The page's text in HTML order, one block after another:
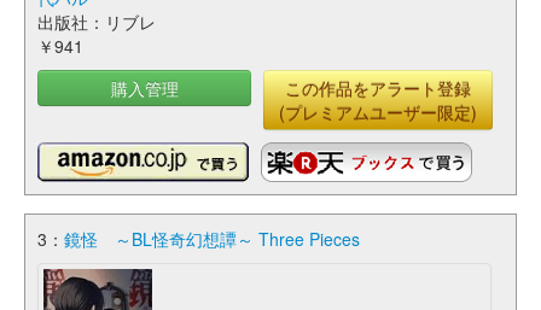
出版社：リブレ
￥941
購入管理
この作品をアラート登録
(プレミアムユーザー限定)
3： 鏡怪 ～BL怪奇幻想譚～ Three Pieces